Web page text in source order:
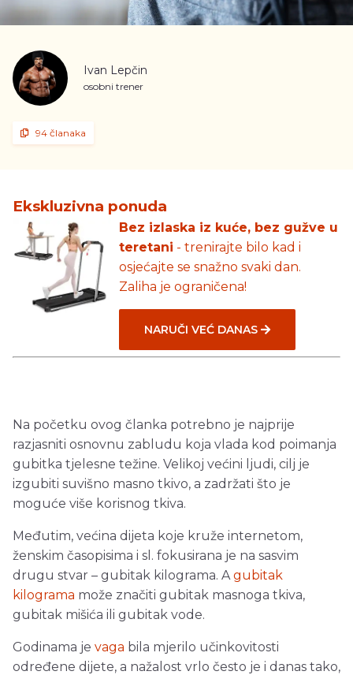
Ivan Lepčin
osobni trener
94 članaka
Ekskluzivna ponuda
Bez izlaska iz kuće, bez gužve u
teretani - trenirajte bilo kad i
osjećajte se snažno svaki dan.
Zaliha je ograničena!
NARUČI VEĆ DANAS
Na početku ovog članka potrebno je najprije
razjasniti osnovnu zabludu koja vlada kod poimanja
gubitka tjelesne težine. Velikoj većini ljudi, cilj je
izgubiti suvišno masno tkivo, a zadržati što je
moguće više korisnog tkiva.
Međutim, većina dijeta koje kruže internetom,
ženskim časopisima i sl. fokusirana je na sasvim
drugu stvar – gubitak kilograma. A gubitak
kilograma može značiti gubitak masnoga tkiva,
gubitak mišića ili gubitak vode.
Godinama je vaga bila mjerilo učinkovitosti
određene dijete, a nažalost vrlo često je i danas tako,